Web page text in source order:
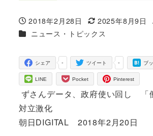
投稿日
2018年2月28日
更新日
2025年8月9日
カテゴリー
ニュース・トピックス
-
シェア -
ツイート ブ
LINE Pocket Pinterest
ずさんデータ、政府使い回し 「
対立激化
朝日DIGITAL 2018年2月20日